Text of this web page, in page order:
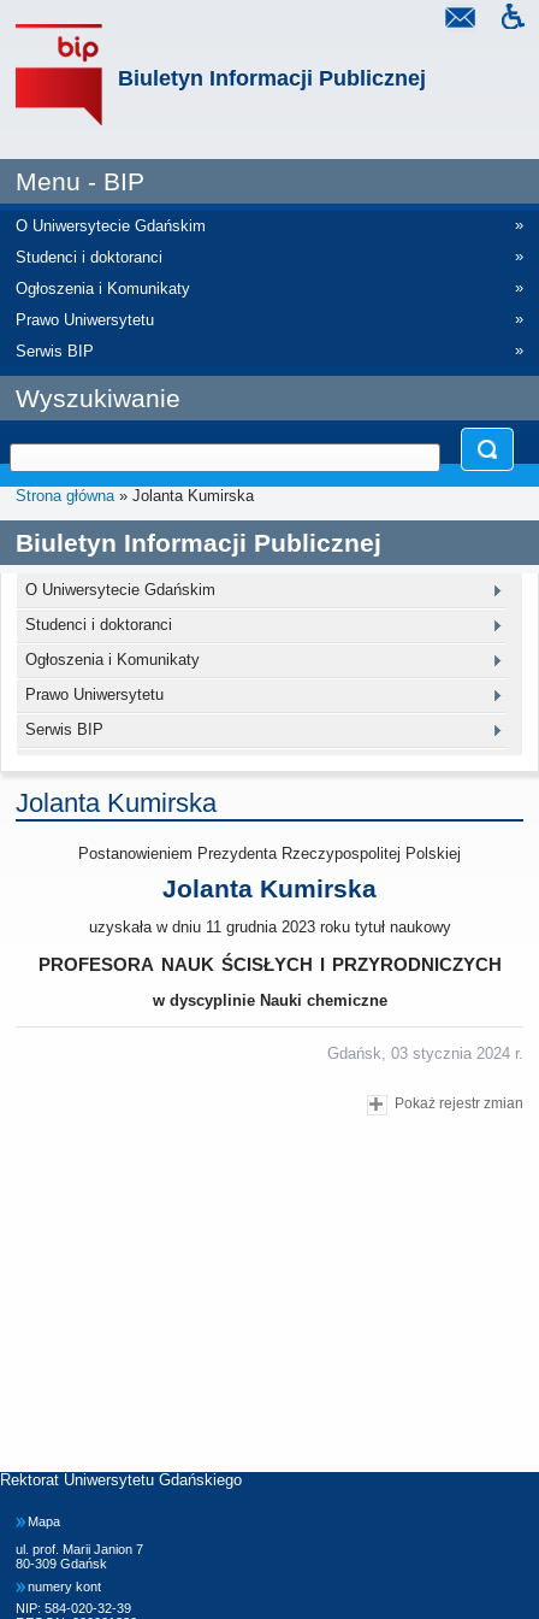
Biuletyn Informacji Publicznej
Menu - BIP
O Uniwersytecie Gdańskim
»
Studenci i doktoranci
»
Ogłoszenia i Komunikaty
»
Prawo Uniwersytetu
»
Serwis BIP
»
Wyszukiwanie
Strona główna» Jolanta Kumirska
Biuletyn Informacji Publicznej
O Uniwersytecie Gdańskim
Studenci i doktoranci
Ogłoszenia i Komunikaty
Prawo Uniwersytetu
Serwis BIP
Jolanta Kumirska
Postanowieniem Prezydenta Rzeczypospolitej Polskiej
Jolanta Kumirska
uzyskała w dniu 11 grudnia 2023 roku tytuł naukowy
profesora nauk ścisłych i przyrodniczych
w dyscyplinie Nauki chemiczne
Gdańsk, 03 stycznia 2024 r.
Pokaż rejestr zmian
Rektorat Uniwersytetu Gdańskiego
Mapa
ul. prof. Marii Janion 7
80-309 Gdańsk
numery kont
NIP: 584-020-32-39